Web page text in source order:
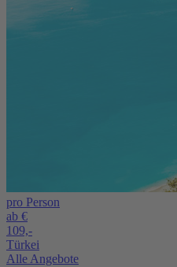
pro Person
ab €
109,-
Türkei
Alle Angebote